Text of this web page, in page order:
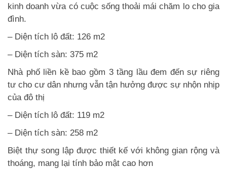
kinh doanh vừa có cuộc sống thoải mái chăm lo cho gia
đình.
– Diện tích lô đất: 126 m2
– Diện tích sàn: 375 m2
Nhà phố liền kề bao gồm 3 tầng lầu đem đến sự riêng
tư cho cư dân nhưng vẫn tận hưởng được sự nhộn nhịp
của đô thị
– Diện tích lô đất: 119 m2
– Diện tích sàn: 258 m2
Biệt thự song lập được thiết kế với không gian rộng và
thoáng, mang lại tính bảo mật cao hơn